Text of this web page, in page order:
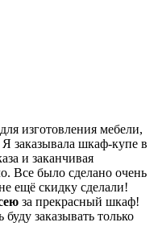
изготовления мебели,
заказывала шкаф-купе в
и заканчивая
Все было сделано очень
ещё скидку сделали!
за прекрасный шкаф!
заказывать только